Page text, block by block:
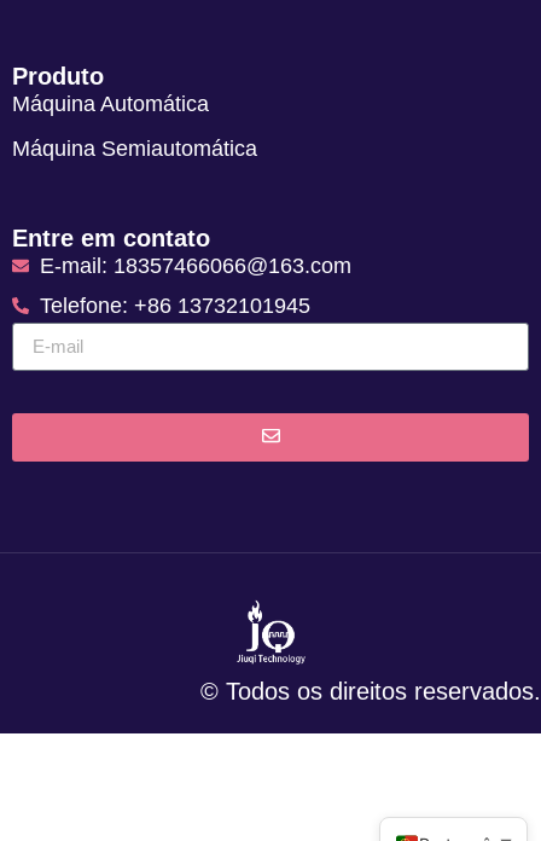
Produto
Máquina Automática
Máquina Semiautomática
Entre em contato
E-mail: 18357466066@163.com
Telefone: +86 13732101945
© Todos os direitos reservados.